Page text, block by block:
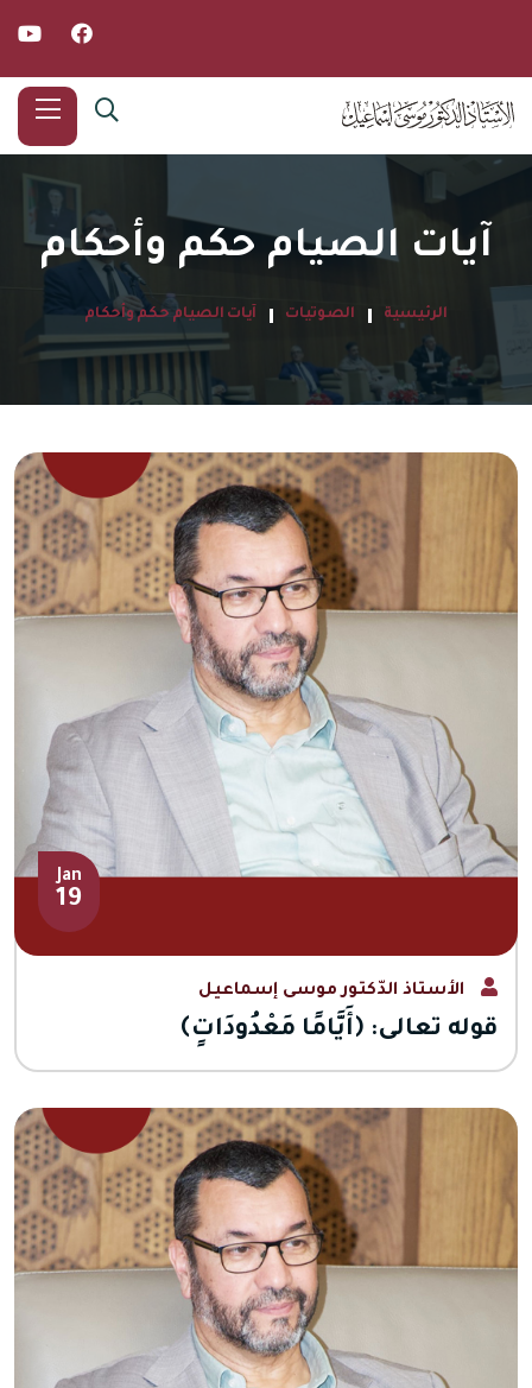
آيات الصيام حكم وأحكام
الرئيسية الصوتيات آيات الصيام حكم وأحكام
Jan
19
الأستاذ الدّكتور موسى إسماعيل
قوله تعالى: ﴿أَيَّامًا مَعْدُودَاتٍ﴾